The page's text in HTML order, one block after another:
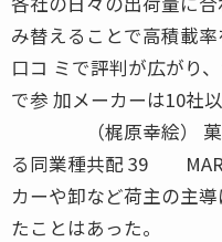
み替えることで高積載率
口コ ミで評判が広がり
で参 加メーカーは10社
（梶原幸絵） 菓子
る同業種共配 39
カーや卸など荷主の主
たことはあった。